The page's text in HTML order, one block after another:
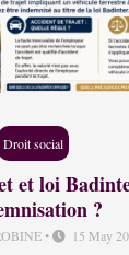
Droit social
et loi
?
• 15 May